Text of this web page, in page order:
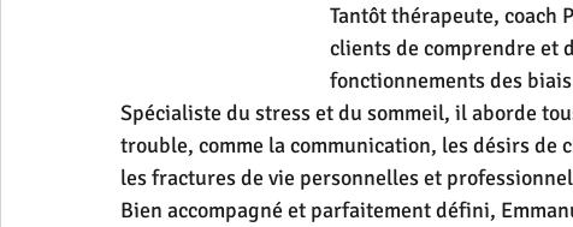
Tantôt thérapeute, coach
clients de comprendre et
fonctionnements des
Spécialiste du stress et du sommeil, il aborde
trouble, comme la communication, les désirs de
les fractures de vie personnelles et
Bien accompagné et parfaitement défini,